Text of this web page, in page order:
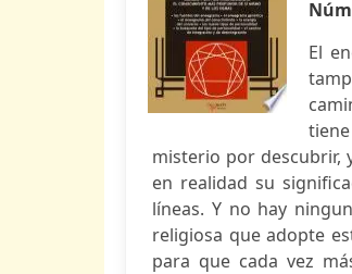
El
misterio por descubrir,
en realidad su
líneas. Y no hay
religiosa que adopte
para que cada vez